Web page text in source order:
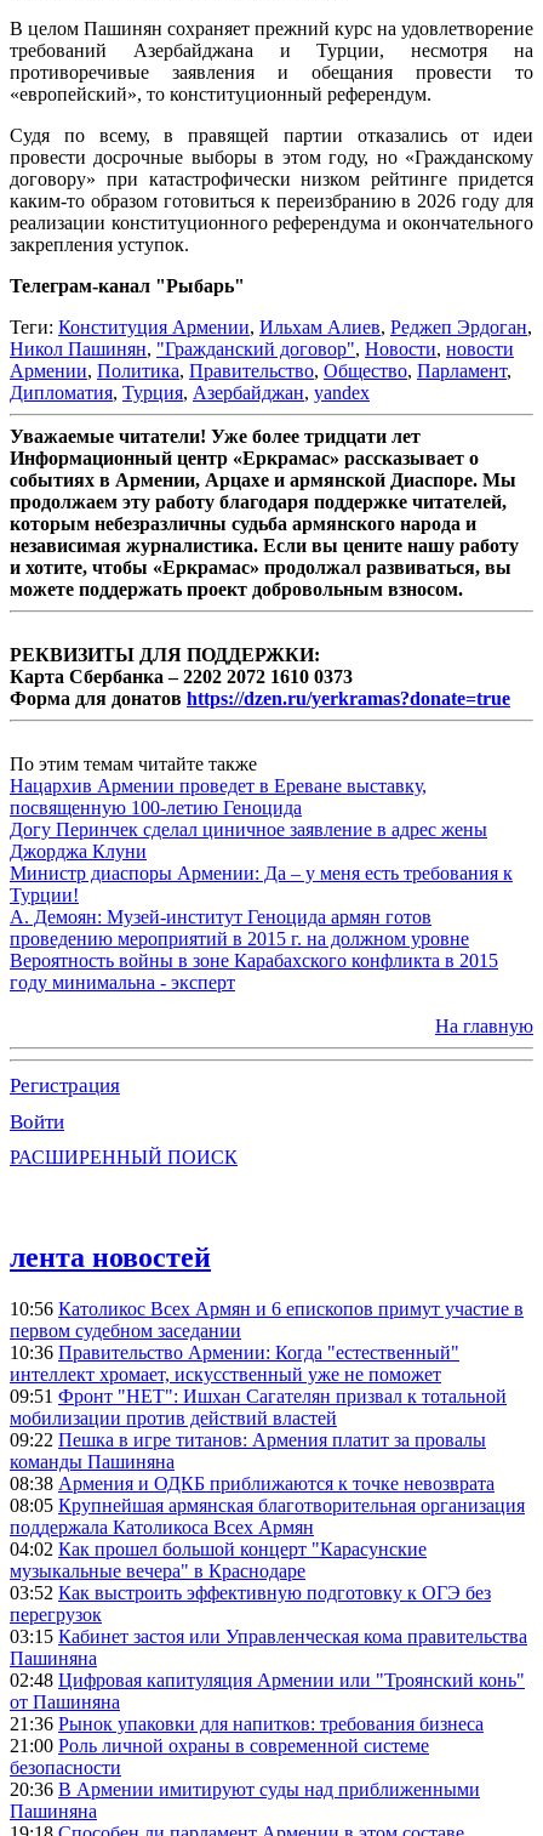
В целом Пашинян сохраняет прежний курс на удовлетворение
требований Азербайджана и Турции, несмотря на
противоречивые заявления и обещания провести то
«европейский», то конституционный референдум.
Судя по всему, в правящей партии отказались от идеи
провести досрочные выборы в этом году, но «Гражданскому
договору» при катастрофически низком рейтинге придется
каким-то образом готовиться к переизбранию в 2026 году для
реализации конституционного референдума и окончательного
закрепления уступок.
Телеграм-канал "Рыбарь"
Теги: Конституция Армении, Ильхам Алиев, Реджеп Эрдоган,
Никол Пашинян, "Гражданский договор", Новости, новости
Армении, Политика, Правительство, Общество, Парламент,
Дипломатия, Турция, Азербайджан, yandex
Уважаемые читатели! Уже более тридцати лет
Информационный центр «Еркрамас» рассказывает о
событиях в Армении, Арцахе и армянской Диаспоре. Мы
продолжаем эту работу благодаря поддержке читателей,
которым небезразличны судьба армянского народа и
независимая журналистика. Если вы цените нашу работу
и хотите, чтобы «Еркрамас» продолжал развиваться, вы
можете поддержать проект добровольным взносом.
РЕКВИЗИТЫ ДЛЯ ПОДДЕРЖКИ:
Карта Сбербанка – 2202 2072 1610 0373
Форма для донатов https://dzen.ru/yerkramas?donate=true
По этим темам читайте также
Нацархив Армении проведет в Ереване выставку,
посвященную 100-летию Геноцида
Догу Перинчек сделал циничное заявление в адрес жены
Джорджа Клуни
Министр диаспоры Армении: Да – у меня есть требования к
Турции!
А. Демоян: Музей-институт Геноцида армян готов
проведению мероприятий в 2015 г. на должном уровне
Вероятность войны в зоне Карабахского конфликта в 2015
году минимальна - эксперт
На главную
Регистрация
Войти
РАСШИРЕННЫЙ ПОИСК
лента новостей
10:56 Католикос Всех Армян и 6 епископов примут участие в
первом судебном заседании
10:36 Правительство Армении: Когда "естественный"
интеллект хромает, искусственный уже не поможет
09:51 Фронт "НЕТ": Ишхан Сагателян призвал к тотальной
мобилизации против действий властей
09:22 Пешка в игре титанов: Армения платит за провалы
команды Пашиняна
08:38 Армения и ОДКБ приближаются к точке невозврата
08:05 Крупнейшая армянская благотворительная организация
поддержала Католикоса Всех Армян
04:02 Как прошел большой концерт "Карасунские
музыкальные вечера" в Краснодаре
03:52 Как выстроить эффективную подготовку к ОГЭ без
перегрузок
03:15 Кабинет застоя или Управленческая кома правительства
Пашиняна
02:48 Цифровая капитуляция Армении или "Троянский конь"
от Пашиняна
21:36 Рынок упаковки для напитков: требования бизнеса
21:00 Роль личной охраны в современной системе
безопасности
20:36 В Армении имитируют суды над приближенными
Пашиняна